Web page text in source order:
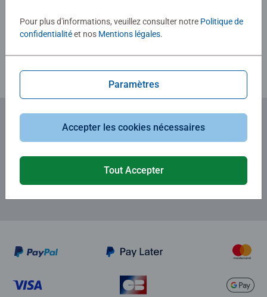
Consignes d'évaluation
Abonnez-vous à notre newsletter
et recevez un bon d'achat de 5€.
Pour plus d'informations, veuillez consulter notre Politique de
confidentialitéet nos Mentions légales.
Paramètres
Accepter les cookies nécessaires
Tout Accepter